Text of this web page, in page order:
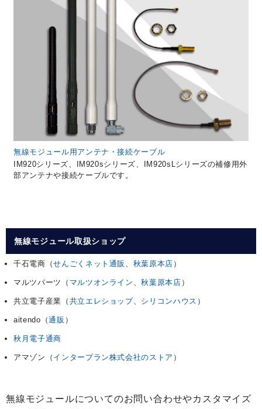
無線モジュール用アンテナ・接続ケーブル
IM920シリーズ、IM920sシリーズ、IM920sLシリーズの補修用外
部アンテナや接続ケーブルです。
無線モジュール取扱ショップ
千石電商（せんごくネット通販 秋葉原本店 ）
マルツパーツ（ マルツオンライン 、秋葉原本店 ）
共立電子産業（ 共立エレショップ、 シリコンハウス ）
aitendo（通販 ）
秋月電子通商
アマゾン（ インタープラン株式会社のストア ）
無線モジュールについてのお問い合わせやカスタマイズ